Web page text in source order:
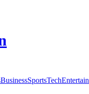
BusinessSportsTech